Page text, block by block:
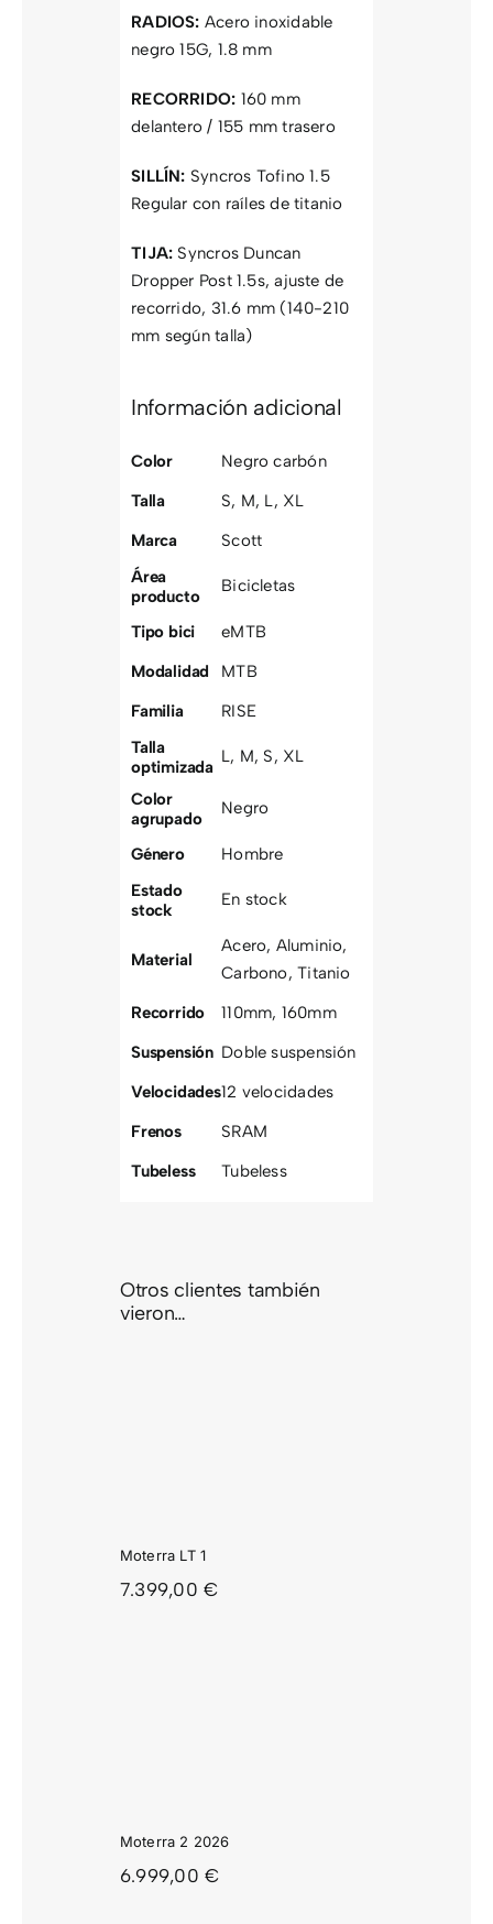
RADIOS: Acero inoxidable
negro 15G, 1.8 mm
RECORRIDO: 160 mm
delantero / 155 mm trasero
SILLÍN: Syncros Tofino 1.5
Regular con raíles de titanio
TIJA: Syncros Duncan
Dropper Post 1.5s, ajuste de
recorrido, 31.6 mm (140-210
mm según talla)
Información adicional
Color
Negro carbón
Talla
S, M, L, XL
Marca
Scott
Área
producto
Bicicletas
Tipo bici
eMTB
Modalidad
MTB
Familia
RISE
Talla
optimizada
L, M, S, XL
Color
agrupado
Negro
Género
Hombre
Estado
stock
En stock
Material
Acero, Aluminio,
Carbono,Titanio
Recorrido
110mm, 160mm
Suspensión Doble suspensión
Velocidades12 velocidades
Frenos
SRAM
Tubeless
Tubeless
Otros clientes también
vieron…
Moterra LT 1
7.399,00€
Moterra 2 2026
6.999,00€